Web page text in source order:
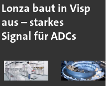
Lonza baut in Visp
aus – starkes
Signal für ADCs